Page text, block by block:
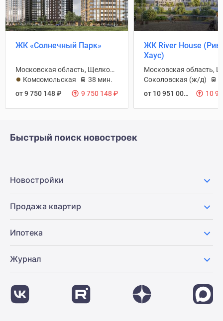
ЖК «Солнечный Парк»
Московская область, Щелковский район
Комсомольская
38 мин.
от 9 750 148₽ 9 750 148 ₽
ЖК River Нouse
Хаус)
Соколовская (ж/д)
от 10 951 000
10
Быстрый поиск новостроек
Новостройки
Продажа квартир
Ипотека
Журнал